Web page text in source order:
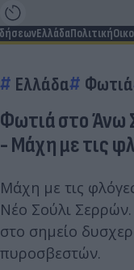
ΕλλάδαΠολιτική
Ελλάδα Φωτιά
Φωτιά στο Άνω
- Μάχη με τις
Μάχη με τις
Νέο Σούλι
στο σημείο
πυροσβεστών.